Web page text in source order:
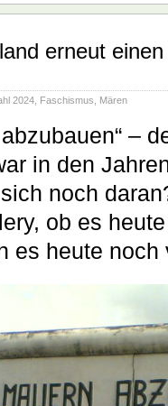
erneut
2024 Faschismus Mären
–
in den
noch
ob es
es heute noch